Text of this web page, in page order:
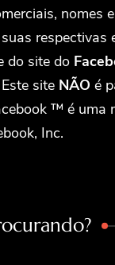
nomes
respectivas
do site do
site NÃO é
™ é uma
Inc.